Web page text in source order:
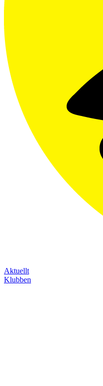
Aktuellt
Klubben